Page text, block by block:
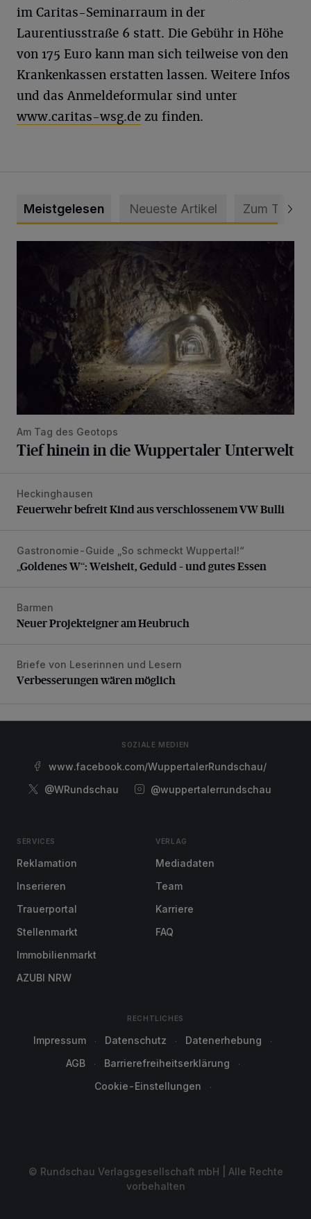
im Caritas-Seminarraum in der
Laurentiusstraße 6 statt. Die Gebühr in Höhe
von 175 Euro kann man sich teilweise von den
Krankenkassen erstatten lassen. Weitere Infos
und das Anmeldeformular sind unter
www.caritas-wsg.de zu finden.
Meistgelesen Neueste Artikel Zum Thema
Am Tag des Geotops
Tief hinein in die Wuppertaler Unterwelt
Feuerwehr befreit Kind aus verschlossenem VW Bulli
Heckinghausen
Feuerwehr befreit Kind aus verschlossenem VW Bulli
„Goldenes W“: Weisheit, Geduld – und gutes Essen
Gastronomie-Guide „So schmeckt Wuppertal!“
„Goldenes W“: Weisheit, Geduld – und gutes Essen
Neuer Projekteigner am Heubruch
Barmen
Neuer Projekteigner am Heubruch
Verbesserungen wären möglich
Briefe von Leserinnen und Lesern
Verbesserungen wären möglich
SOZIALE MEDIEN
www.facebook.com/WuppertalerRundschau/
@WRundschau
@wuppertalerrundschau
SERVICES
Reklamation
Inserieren
Trauerportal
Stellenmarkt
Immobilienmarkt
AZUBI NRW
VERLAG
Mediadaten
Team
Karriere
FAQ
RECHTLICHES
Impressum Datenschutz
Datenerhebung
AGB
Barrierefreiheitserklärung
Cookie-Einstellungen
© Rundschau Verlagsgesellschaft mbH | Alle Rechte
vorbehalten